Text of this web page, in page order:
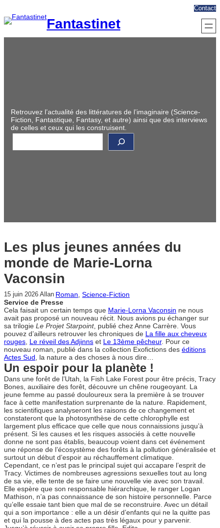
au
contenu
Fantastinet
Contact
Retrouvez l’actualité des littératures de l’imaginaire (Science-
Fiction, Fantastique, Fantasy, et autre) ainsi que des interviews
de celles et ceux qui les construisent.
R
c
Les plus jeunes années du
monde de Marie-Lorna
Vaconsin
15 juin 2026 Allan Roman , Science-Fiction
Service de Presse
Cela faisait un certain temps que Marie-Lorna Vaconsin ne nous
avait pas proposé un nouveau récit. Nous avions pu échanger sur
sa trilogie Le Projet Starpoint, publié chez Anne Carrère. Vous
pouvez d’ailleurs retrouver les chroniques de La fille aux cheveux
rouges Le réveil des Adjinns et Le 13ème pêcheur. Pour ce
nouveau roman, publié dans la collection Exofictions des éditions
Actes Sud , la nature a des choses à nous dire…
Un espoir pour la planète !
Dans une forêt de l’Utah, la Fish Lake Forest pour être précis, Tracy
Bones, auxiliaire des forêt, découvre un chêne rougeoyant. La
jeune femme au passé douloureux sera la première à se trouver
face à cette manifestation surprenante de la nature. Rapidement,
les scientifiques analyseront les raisons de ce changement et
constateront que la photosynthèse de cette chlorophylle est
largement plus efficace que celle que nous connaissions jusqu’à
présent. Si les causes et les risques associés à cette nouvelle
donne ne sont pas établis, beaucoup voient dans cet événement
une réponse de l’écosystème des forêts à la pollution généralisée et
surtout un début d’espoir au réchauffement climatique.
Cependant, ce n’est pas le principal sujet qui accapare l’esprit de
Tracy. Victimes de nombreuses agressions sexuelles tout au long
de sa vie, elle tente de se faire une nouvelle vie avec son travail.
Elle espère que son responsable hiérarchique, le ranger Logan
Mathison, n’a pas connaissance de son histoire personnelle. Parce
qu’elle essaie tant bien que mal de se reconstruire. Avec un détail
qui a son importance : elle a un désir d’enfants qui ne la quitte pas
et qui la pousse à des actes pas très légaux pour y parvenir.